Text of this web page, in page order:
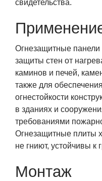
свидетельства.
Огнезащитные
защиты стен от
каминов и печей,
также для
огнестойкости
в зданиях и
требованиями
Огнезащитные плиты
не гниют, устойчивы к
Монтаж